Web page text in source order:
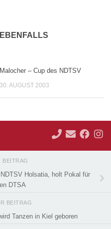
Malocher – Cup des NDTSV
30. AUGUST 2003
BEITRAG
Holsatia, holt Pokal für
DTSA
BEITRAG
Tanzen in Kiel geboren